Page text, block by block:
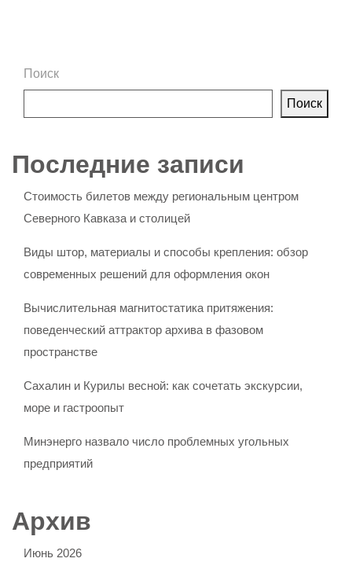
Поиск
Поиск
Последние записи
Стоимость билетов между региональным центром
Северного Кавказа и столицей
Виды штор, материалы и способы крепления: обзор
современных решений для оформления окон
Вычислительная магнитостатика притяжения:
поведенческий аттрактор архива в фазовом
пространстве
Сахалин и Курилы весной: как сочетать экскурсии,
море и гастроопыт
Минэнерго назвало число проблемных угольных
предприятий
Архив
Июнь 2026